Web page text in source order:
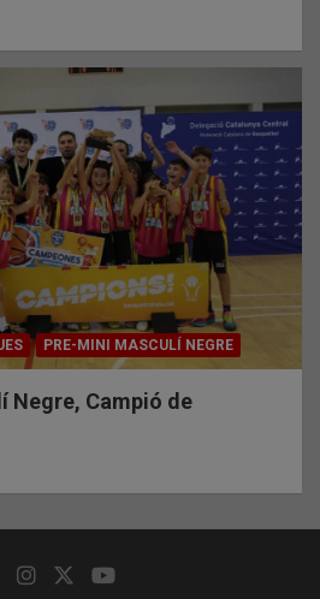
PRE-MINI MASCULÍ NEGRE
Negre, Campió de